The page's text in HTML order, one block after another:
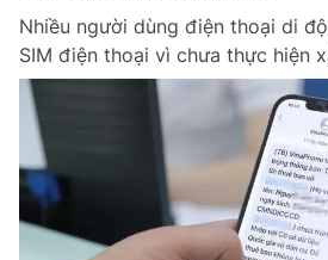
Nhiều người dùng điện thoại di
SIM điện thoại vì chưa thực hiện